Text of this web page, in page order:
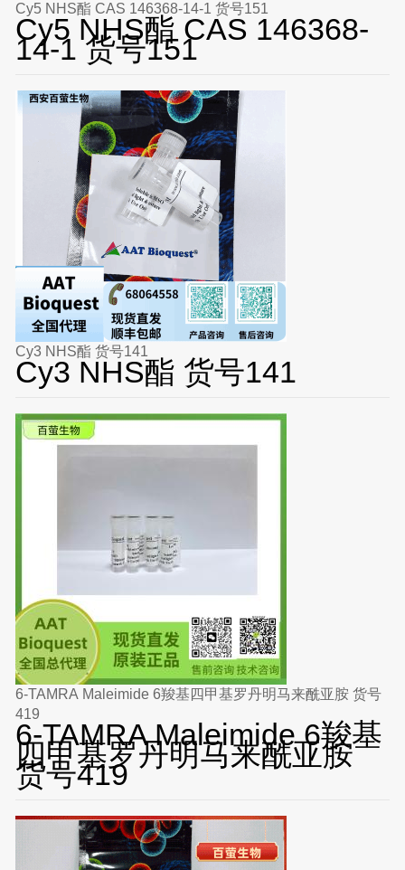
Cy5 NHS酯 CAS 146368-14-1 货号151
Cy5 NHS酯 CAS 146368-
14-1 货号151
Cy3 NHS酯 货号141
Cy3 NHS酯 货号141
6-TAMRA Maleimide 6羧基四甲基罗丹明马来酰亚胺 货号
419
6-TAMRA Maleimide 6羧基
四甲基罗丹明马来酰亚胺
货号419